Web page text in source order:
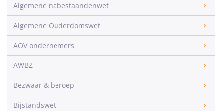
Algemene nabestaandenwet
Algemene Ouderdomswet
AOV ondernemers
AWBZ
Bezwaar & beroep
Bijstandswet